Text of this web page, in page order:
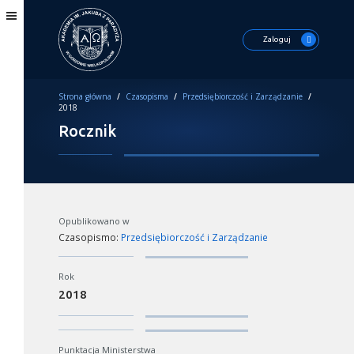
Zaloguj
Strona główna / Czasopisma / Przedsiębiorczość i Zarządzanie /
2018
Rocznik
Opublikowano w
Czasopismo: Przedsiębiorczość i Zarządzanie
Rok
2018
Punktacja Ministerstwa